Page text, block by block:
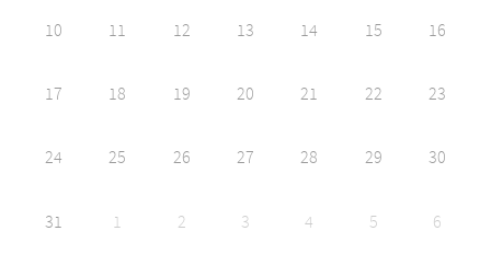
10 11 12 13 14 15 16
17 18 19 20 21 22 23
24 25 26 27 28 29 30
31 1 2 3 4 5 6